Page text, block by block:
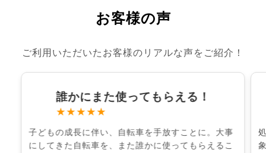
お客様の声
ご利用いただいたお客様のリアルな声をご紹介！
誰かにまた使ってもらえる！
★★★★★
子どもの成長に伴い、自転車を手放すことに。大事
にしてきた自転車を、また誰かに使ってもらえるこ